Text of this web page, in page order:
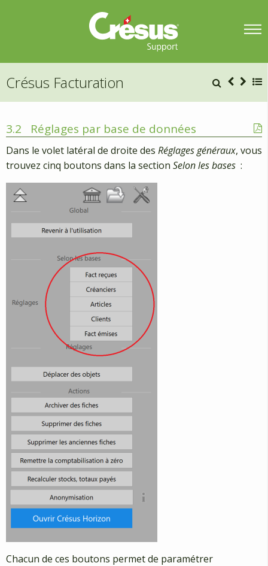
Crésus Facturation
3.2 Réglages par base de données
Dans le volet latéral de droite des Réglages généraux, vous
trouvez cinq boutons dans la section Selon les bases :
Chacun de ces boutons permet de paramétrer